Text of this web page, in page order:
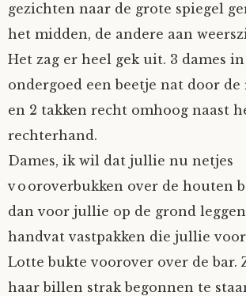
Woordenboek
Instrumenten
Op ontdekkingsreis
Spelletjes
Hoe krijg je?
Instrumenten
Verhalen van De Leeshoek
Algae
Ben Hands-on
Bill-A-Cook
Björn
Verhalen van de HD-site
Verhalen van Anne en Bill
Anne
Bill
Interactieve verhalen
Averechts
Mijn Account
gezichten naar de grote spiegel
het midden, de andere aan
Het zag er heel gek uit. 3 dames
ondergoed een beetje nat door
en 2 takken recht omhoog naast
rechterhand.
Dames, ik wil dat jullie nu netjes
vooroverbukken over de houten
dan voor jullie op de grond
handvat vastpakken die jullie
Lotte bukte voorover over de bar.
haar billen strak begonnen te